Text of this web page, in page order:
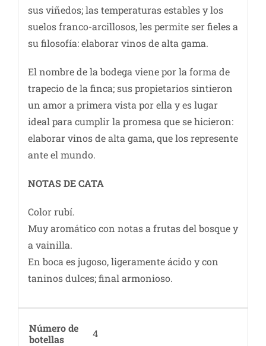
sus viñedos; las temperaturas estables y los
suelos franco-arcillosos, les permite ser fieles a
su filosofía: elaborar vinos de alta gama.
El nombre de la bodega viene por la forma de
trapecio de la finca; sus propietarios sintieron
un amor a primera vista por ella y es lugar
ideal para cumplir la promesa que se hicieron:
elaborar vinos de alta gama, que los represente
ante el mundo.
NOTAS DE CATA
Color rubí.
Muy aromático con notas a frutas del bosque y
a vainilla.
En boca es jugoso, ligeramente ácido y con
taninos dulces; final armonioso.
Número de
botellas
4